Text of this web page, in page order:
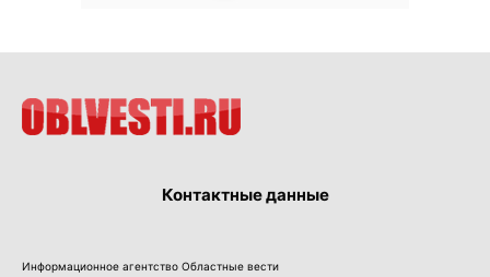
Контактные данные
Информационное агентство Областные вести